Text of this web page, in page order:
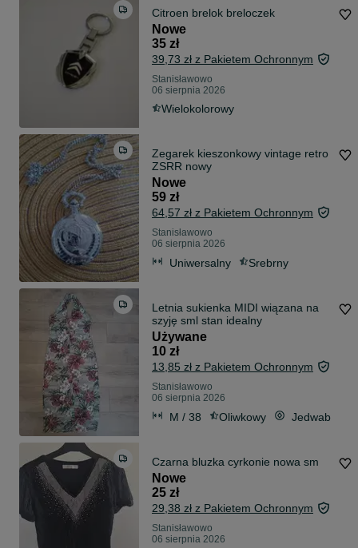
Citroen brelok breloczek
Nowe
35 zł
39,73 zł z Pakietem Ochronnym
Stanisławowo
06 sierpnia 2026
Wielokolorowy
Zegarek kieszonkowy vintage retro
ZSRR nowy
Nowe
59 zł
64,57 zł z Pakietem Ochronnym
Stanisławowo
06 sierpnia 2026
Uniwersalny Srebrny
Letnia sukienka MIDI wiązana na
szyję sml stan idealny
Używane
10 zł
13,85 zł z Pakietem Ochronnym
Stanisławowo
06 sierpnia 2026
M / 38 Oliwkowy Jedwab
Czarna bluzka cyrkonie nowa sm
Nowe
25 zł
29,38 zł z Pakietem Ochronnym
Stanisławowo
06 sierpnia 2026